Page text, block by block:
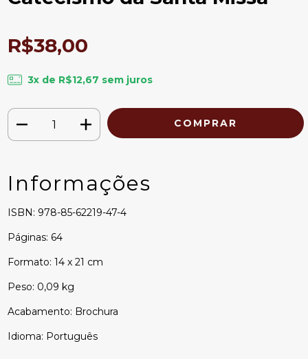
R$38,00
3x de R$12,67 sem juros
Informações
ISBN: 978-85-62219-47-4
Páginas: 64
Formato: 14 x 21 cm
Peso: 0,09 kg
Acabamento: Brochura
Idioma: Português